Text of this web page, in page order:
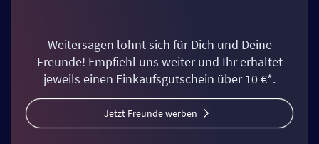
Weitersagen lohnt sich für Dich und Deine
Freunde! Empfiehl uns weiter und Ihr erhaltet
jeweils einen Einkaufsgutschein über 10 €*.
Jetzt Freunde werben